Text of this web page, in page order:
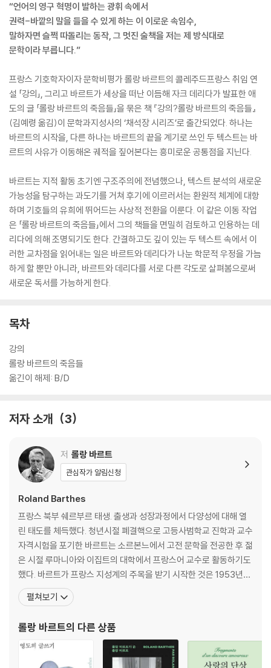
“언어의 영구 혁명이 발하는 광휘 속에서
권력-바깥의 말을 들을 수 있게 하는 이 이로운 속임수,
말하자면 슬쩍 따돌리는 동작, 그 멋진 술책을 저는 제 방식대로
문학이라 부릅니다.”
프랑스 기호학자이자 문학비평가 롤랑 바르트의 콜레주드프랑스 취임 연
설 「강의」, 그리고 바르트가 세상을 떠난 이듬해 자크 데리다가 발표한 애
도의 글 「롤랑 바르트의 죽음들」을 묶은 책 『강의?롤랑 바르트의 죽음들』
(김예령 옮김)이 문학과지성사의 ‘채석장 시리즈’로 출간되었다. 하나는
바르트의 시작을, 다른 하나는 바르트의 끝을 계기로 쓰인 두 텍스트는 바
르트의 사유가 이동해온 궤적을 짚어본다는 흥미로운 공통점을 지닌다.
바르트는 지적 활동 초기엔 구조주의에 전념했으나, 텍스트 분석의 새로운
가능성을 탐구하는 과도기를 거쳐 후기에 이르러서는 환원적 체계에 대항
하며 기호들의 유희에 뛰어드는 사상적 전환을 이룬다. 이 같은 이동 작업
은 「롤랑 바르트의 죽음들」에서 그의 책들을 면밀히 검토하고 인용하는 데
리다에 의해 조명되기도 한다. 간결하고도 깊이 있는 두 텍스트 속에서 이
러한 교차점을 읽어내는 일은 바르트와 데리다가 나눈 학문적 우정을 가늠
하게 할 뿐만 아니라, 바르트와 데리다를 서로 다른 각도로 살펴봄으로써
새로운 독서를 가능하게 한다.
목차
강의
롤랑 바르트의 죽음들
옮긴이 해제: B/D
저자 소개 3
저 롤랑 바르트
관심작가 알림신청
Roland Barthes
프랑스 북부 쉐르부르 태생. 출생과 성장과정에서 다양성에 대해 열
린 태도를 체득했다. 청년시절 폐결핵으로 고등사범학교 진학과 교수
자격시험을 포기한 바르트는 소르본느에서 고전 문학을 전공한 후 젊
은 시절 루마니아와 이집트의 대학에서 프랑스어 교수로 활동하기도
했다. 바르트가 프랑스 지성계의 주목을 받기 시작한 것은 1953년
『글쓰기의 영도』와 1957년 『현대의 신화』를 잇달아 발표하면서. 문
학비평에서 가장 큰 반향을 불러일으킨 저작은 1970년에 발간된『텍
언했다. 그 이전까지의 독서와 문학비평은 저자의 의도를
펼쳐보기
롤랑 바르트의 다른 상품